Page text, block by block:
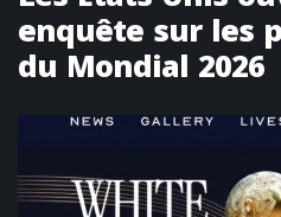
enquête sur les
du Mondial 2026